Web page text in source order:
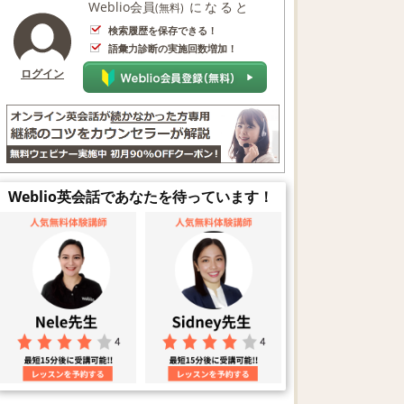
ログイン
Weblio会員(無料) になると
検索履歴を保存できる！
語彙力診断の実施回数増加！
Weblio英会話であなたを待っています！